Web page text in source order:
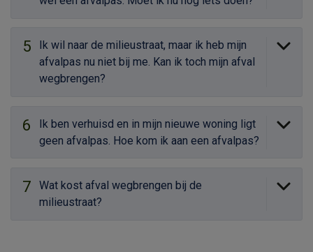
5
Ik wil naar de milieustraat, maar ik heb mijn
afvalpas nu niet bij me. Kan ik toch mijn afval
wegbrengen?
6
Ik ben verhuisd en in mijn nieuwe woning ligt
geen afvalpas. Hoe kom ik aan een afvalpas?
7
Wat kost afval wegbrengen bij de
milieustraat?